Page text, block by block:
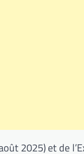
2025) et de